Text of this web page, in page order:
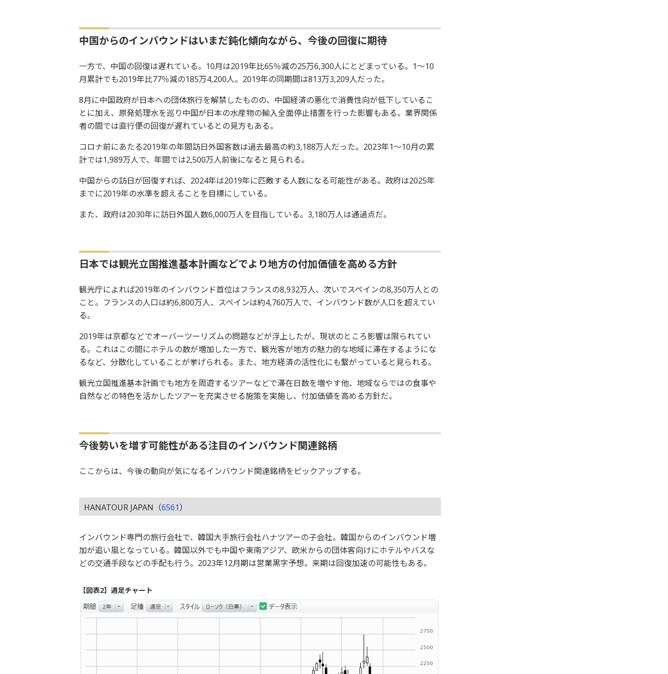
中国からのインバウンドはいまだ鈍化傾向ながら、今後の回復に期待
一方で、中国の回復は遅れている。10月は2019年比65％減の25万6,300人にとどまっている。1～10
月累計でも2019年比77％減の185万4,200人。2019年の同期間は813万3,209人だった。
8月に中国政府が日本への団体旅行を解禁したものの、中国経済の悪化で消費性向が低下しているこ
とに加え、原発処理水を巡り中国が日本の水産物の輸入全面停止措置を行った影響もある。業界関係
者の間では直行便の回復が遅れているとの見方もある。
コロナ前にあたる2019年の年間訪日外国客数は過去最高の約3,188万人だった。2023年1～10月の累
計では1,989万人で、年間では2,500万人前後になると見られる。
中国からの訪日が回復すれば、2024年は2019年に匹敵する人数になる可能性がある。政府は2025年
までに2019年の水準を超えることを目標にしている。
また、政府は2030年に訪日外国人数6,000万人を目指している。3,180万人は通過点だ。
日本では観光立国推進基本計画などでより地方の付加価値を高める方針
観光庁によれば2019年のインバウンド首位はフランスの8,932万人、次いでスペインの8,350万人との
こと。フランスの人口は約6,800万人、スペインは約4,760万人で、インバウンド数が人口を超えてい
る。
2019年は京都などでオーバーツーリズムの問題などが浮上したが、現状のところ影響は限られてい
る。これはこの間にホテルの数が増加した一方で、観光客が地方の魅力的な地域に滞在するようにな
るなど、分散化していることが挙げられる。また、地方経済の活性化にも繋がっていると見られる。
観光立国推進基本計画でも地方を周遊するツアーなどで滞在日数を増やす他、地域ならではの食事や
自然などの特色を活かしたツアーを充実させる施策を実施し、付加価値を高める方針だ。
今後勢いを増す可能性がある注目のインバウンド関連銘柄
ここからは、今後の動向が気になるインバウンド関連銘柄をピックアップする。
HANATOUR JAPAN（6561）
インバウンド専門の旅行会社で、韓国大手旅行会社ハナツアーの子会社。韓国からのインバウンド増
加が追い風となっている。韓国以外でも中国や東南アジア、欧米からの団体客向けにホテルやバスな
どの交通手段などの手配も行う。2023年12月期は営業黒字予想。来期は回復加速の可能性もある。
【図表2】週足チャート